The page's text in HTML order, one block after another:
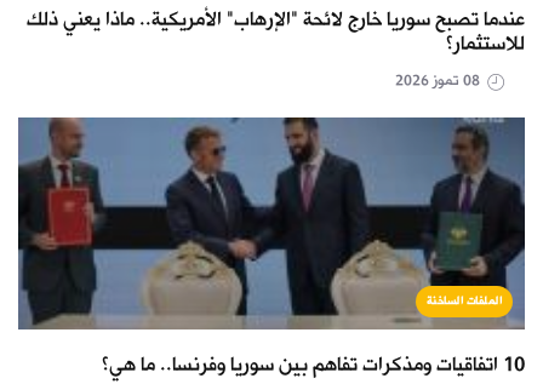
عندما تصبح سوريا خارج لائحة "الإرهاب" الأمريكية.. ماذا يعني ذلك
للاستثمار؟
الملفات الساخنة
10 اتفاقيات ومذكرات تفاهم بين سوريا وفرنسا.. ما هي؟